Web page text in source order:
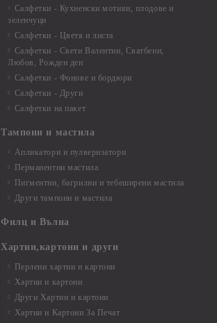
Салфетки - Кухненски мотиви, плодове и
зеленчуци
Салфетки - Цветя и листа
Салфетки - Свети Валентин, Сватбени,
Любов, Рожден ден
Салфетки - Фонове и бордюри
Салфетки - Други
Салфетки на пакет
Тампони и мастила
Апликатори и пулверизатори
Перманентни мастила
Пигментни, багрилни и тебеширени мастила
Други тампони и мастила
Филц и Вълна
Хартии,картони и други
Перлени хартии и картони
Хартии и картони
Други Хартии и картони
Хартии и Картони За Печат